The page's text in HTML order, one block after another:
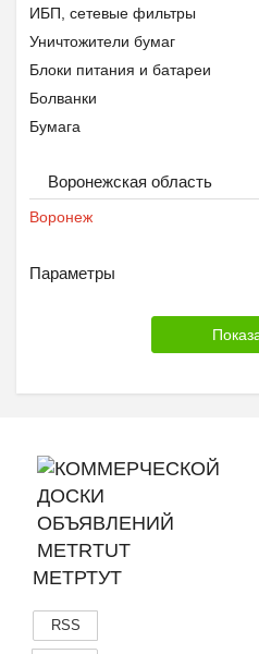
ИБП, сетевые фильтры
Уничтожители бумаг
Блоки питания и батареи
Болванки
Бумага
Картриджи
Канцелярия
Воронежская область
Воронеж
Параметры
МЕТРТУТ
RSS